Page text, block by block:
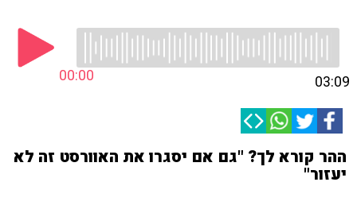
00:00 03:09
ההר קורא לך? "גם אם יסגרו את האוורסט זה לא
יעזור"